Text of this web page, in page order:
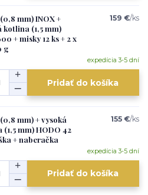
mm) INOX +
(1,5 mm)
+ misky 12 ks + 2 x
g
159 €/ks
expedícia 3-5 dní
Pridať do košíka
mm) + vysoká
mm) HODO 42
+ naberačka
155 €/ks
expedícia 3-5 dní
Pridať do košíka